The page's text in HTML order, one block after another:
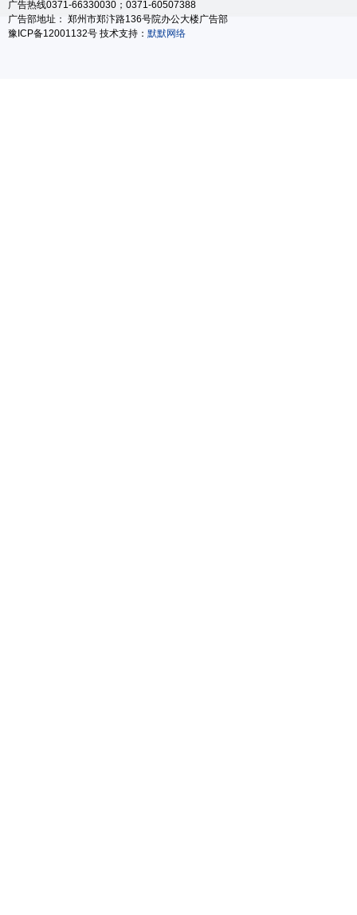
广告热线0371-66330030；0371-60507388
广告部地址： 郑州市郑汴路136号院办公大楼广告部
豫ICP备12001132号 技术支持： 默默网络